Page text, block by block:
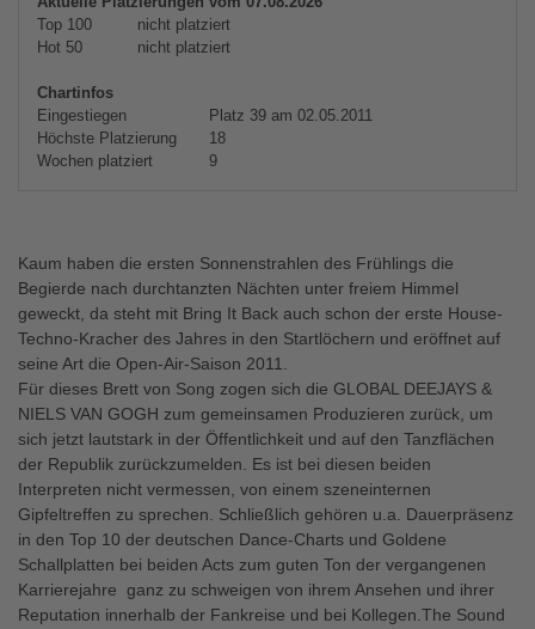
Top 100
nicht platziert
Hot 50
nicht platziert
Chartinfos
Eingestiegen
Platz 39 am 02.05.2011
Höchste Platzierung
18
Wochen platziert
9
Kaum haben die ersten Sonnenstrahlen des Frühlings die
Begierde nach durchtanzten Nächten unter freiem Himmel
geweckt, da steht mit Bring It Back auch schon der erste House-
Techno-Kracher des Jahres in den Startlöchern und eröffnet auf
seine Art die Open-Air-Saison 2011.
Für dieses Brett von Song zogen sich die GLOBAL DEEJAYS &
NIELS VAN GOGH zum gemeinsamen Produzieren zurück, um
sich jetzt lautstark in der Öffentlichkeit und auf den Tanzflächen
der Republik zurückzumelden. Es ist bei diesen beiden
Interpreten nicht vermessen, von einem szeneinternen
Gipfeltreffen zu sprechen. Schließlich gehören u.a. Dauerpräsenz
in den Top 10 der deutschen Dance-Charts und Goldene
Schallplatten bei beiden Acts zum guten Ton der vergangenen
Karrierejahre  ganz zu schweigen von ihrem Ansehen und ihrer
Reputation innerhalb der Fankreise und bei Kollegen.The Sound